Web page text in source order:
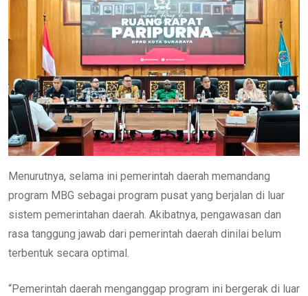
Menurutnya, selama ini pemerintah daerah memandang
program MBG sebagai program pusat yang berjalan di luar
sistem pemerintahan daerah. Akibatnya, pengawasan dan
rasa tanggung jawab dari pemerintah daerah dinilai belum
terbentuk secara optimal.
“Pemerintah daerah menganggap program ini bergerak di luar